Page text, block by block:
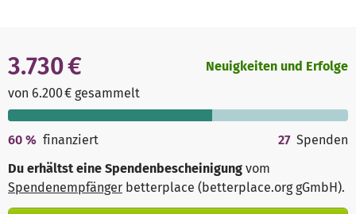
3.730 €
von 6.200 € gesammelt
Neuigkeiten und Erfolge
60 % finanziert 27 Spenden
Du erhältst eine Spendenbescheinigung vom
Spendenempfänger betterplace (betterplace.org gGmbH).